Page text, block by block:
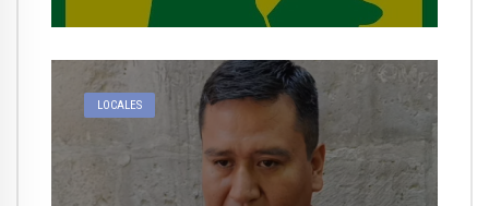
LOCALES